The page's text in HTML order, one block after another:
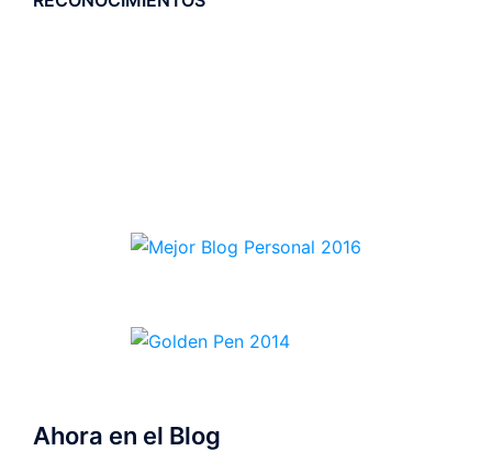
Ahora en el Blog